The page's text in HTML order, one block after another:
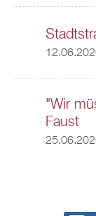
"Wir
Faust